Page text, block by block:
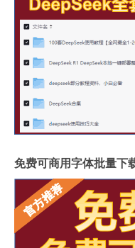
免费可商用字体批量下